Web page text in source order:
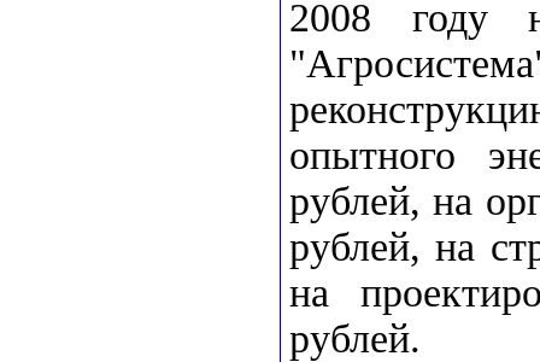
2008 году
опытного
рублей, на
рублей, на
на
рублей.